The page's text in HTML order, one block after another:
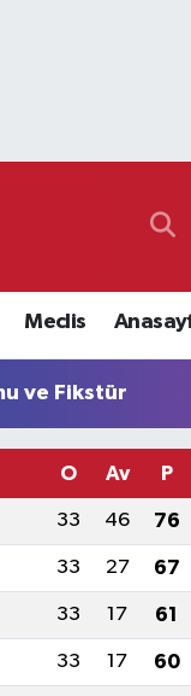
Meclis
ve Fikstür
O Av P
33 46 76
33 27 67
33 17 61
33 17 60